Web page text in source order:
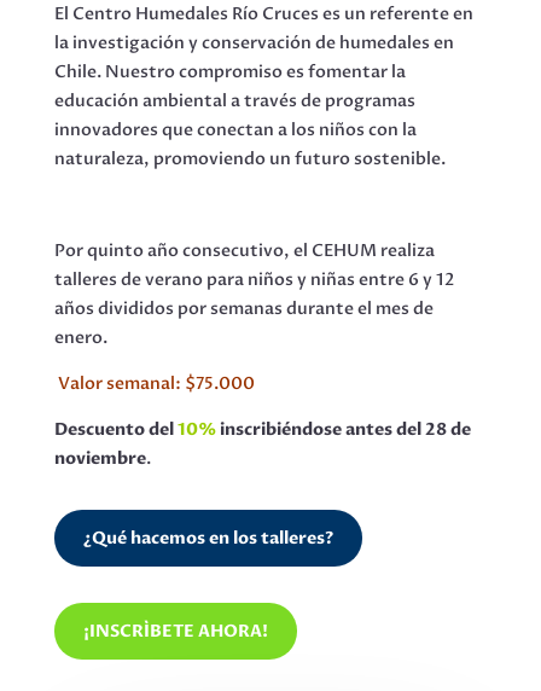
El Centro Humedales Río Cruces es un referente en
la investigación y conservación de humedales en
Chile. Nuestro compromiso es fomentar la
educación ambiental a través de programas
innovadores que conectan a los niños con la
naturaleza, promoviendo un futuro sostenible.
Por quinto año consecutivo, el CEHUM realiza
talleres de verano para niños y niñas entre 6 y 12
años divididos por semanas durante el mes de
enero.
Valor semanal: $75.000
Descuento del10%inscribiéndose antes del 28 de
noviembre.
¿Qué hacemos en los talleres?
¡INSCRÍBETE AHORA!